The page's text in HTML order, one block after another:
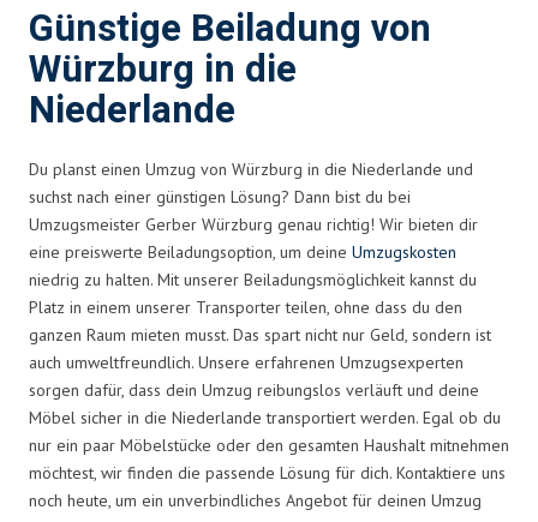
Günstige Beiladung von
Würzburg in die
Niederlande
Du planst einen Umzug von Würzburg in die Niederlande und
suchst nach einer günstigen Lösung? Dann bist du bei
Umzugsmeister Gerber Würzburg genau richtig! Wir bieten dir
eine preiswerte Beiladungsoption, um deine Umzugskosten
niedrig zu halten. Mit unserer Beiladungsmöglichkeit kannst du
Platz in einem unserer Transporter teilen, ohne dass du den
ganzen Raum mieten musst. Das spart nicht nur Geld, sondern ist
auch umweltfreundlich. Unsere erfahrenen Umzugsexperten
sorgen dafür, dass dein Umzug reibungslos verläuft und deine
Möbel sicher in die Niederlande transportiert werden. Egal ob du
nur ein paar Möbelstücke oder den gesamten Haushalt mitnehmen
möchtest, wir finden die passende Lösung für dich. Kontaktiere uns
noch heute, um ein unverbindliches Angebot für deinen Umzug